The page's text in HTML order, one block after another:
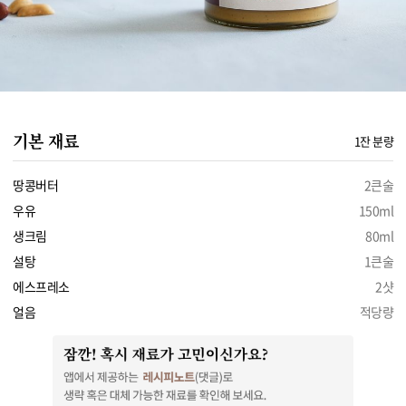
기본 재료 1잔 분량
땅콩버터
2큰술
우유
150ml
생크림
80ml
설탕
1큰술
에스프레소
2샷
얼음
적당량